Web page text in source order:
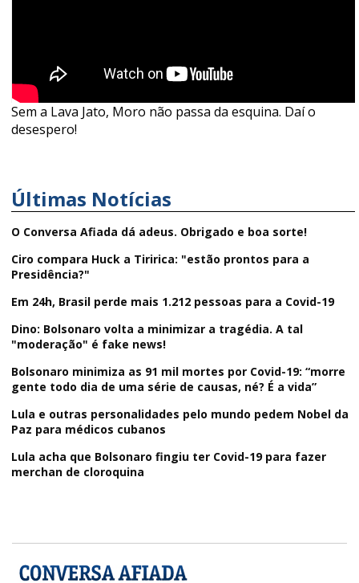
Sem a Lava Jato, Moro não passa da esquina. Daí o
desespero!
Últimas Notícias
O Conversa Afiada dá adeus. Obrigado e boa sorte!
Ciro compara Huck a Tiririca: "estão prontos para a
Presidência?"
Em 24h, Brasil perde mais 1.212 pessoas para a Covid-19
Dino: Bolsonaro volta a minimizar a tragédia. A tal
"moderação" é fake news!
Bolsonaro minimiza as 91 mil mortes por Covid-19: “morre
gente todo dia de uma série de causas, né? É a vida”
Lula e outras personalidades pelo mundo pedem Nobel da
Paz para médicos cubanos
Lula acha que Bolsonaro fingiu ter Covid-19 para fazer
merchan de cloroquina